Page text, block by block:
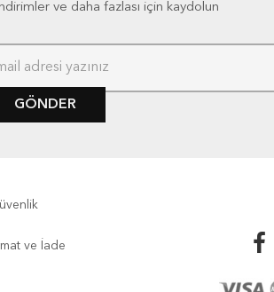
ve daha fazlası için kaydolun
GÖNDER
ve İade